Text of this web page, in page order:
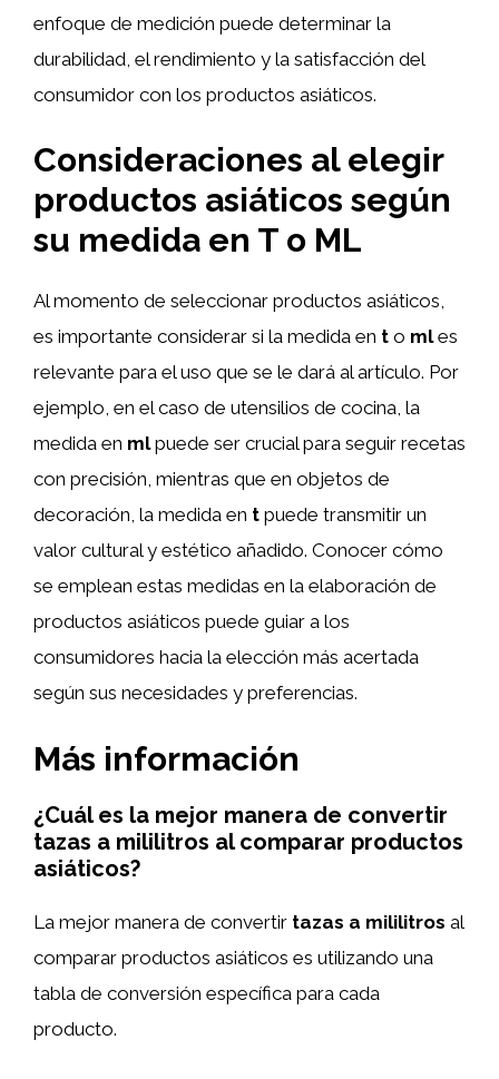
enfoque de medición puede determinar la
durabilidad, el rendimiento y la satisfacción del
consumidor con los productos asiáticos.
Consideraciones al elegir
productos asiáticos según
su medida en T o ML
Al momento de seleccionar productos asiáticos,
es importante considerar si la medida en t o mles
relevante para el uso que se le dará al artículo. Por
ejemplo, en el caso de utensilios de cocina, la
medida en mlpuede ser crucial para seguir recetas
con precisión, mientras que en objetos de
decoración, la medida en t puede transmitir un
valor cultural y estético añadido. Conocer cómo
se emplean estas medidas en la elaboración de
productos asiáticos puede guiar a los
consumidores hacia la elección más acertada
según sus necesidades y preferencias.
Más información
¿Cuál es la mejor manera de convertir
tazas a mililitros al comparar productos
asiáticos?
La mejor manera de convertir tazas a mililitros al
comparar productos asiáticos es utilizando una
tabla de conversión específica para cada
producto.